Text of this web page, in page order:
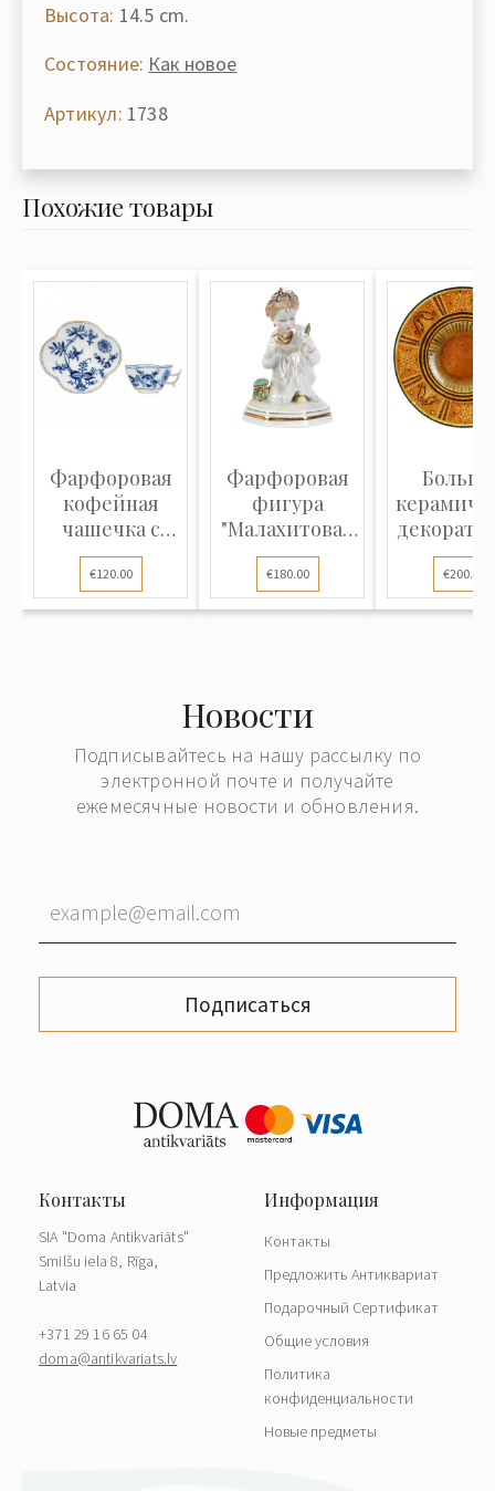
Высота: 14.5 cm.
Состояние: Как новое
Артикул: 1738
Похожие товары
Фарфоровая
кофейная
чашечка с
блюдцем
"Синий...
€120.00
Фарфоровая
фигура
"Малахитовая
шкатулка"
€180.00 €200.00
Новости
Подписывайтесь на нашу рассылку по
электронной почте и получайте
ежемесячные новости и обновления.
Подписаться
SIA "Doma Antikvariāts"
Smilšu iela 8, Rīga,
Latvia
+371 29 16 65 04
doma@antikvariats.lv
Контакты
Предложить Антиквариат
Подарочный Сертификат
Общие условия
Политика
конфиденциальности
Новые предметы